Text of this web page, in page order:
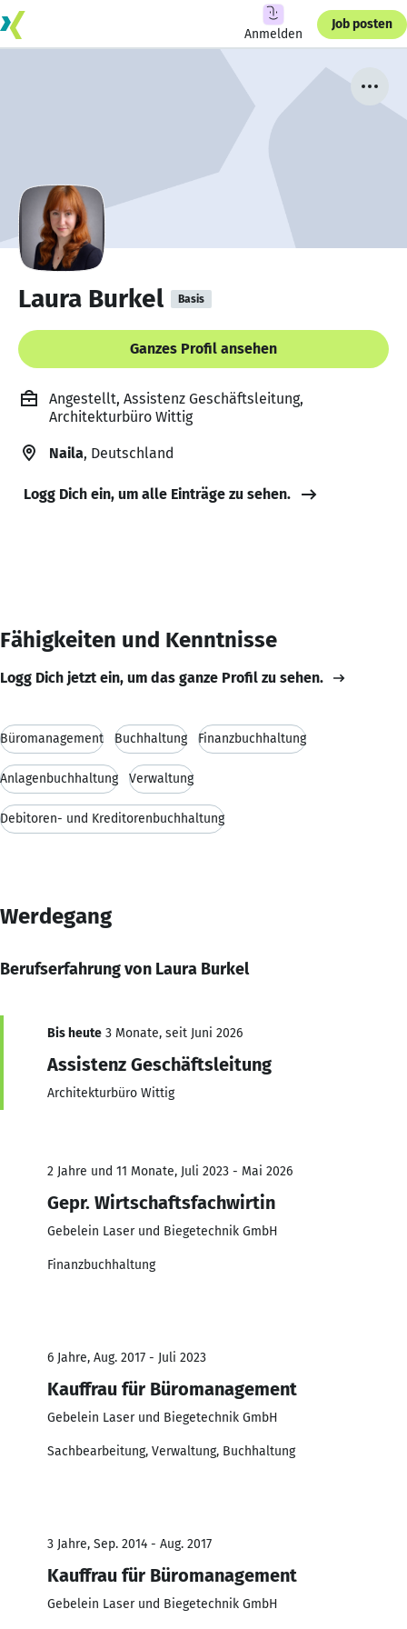
Anmelden
Job posten
Laura Burkel Basis
Ganzes Profil ansehen
Angestellt, Assistenz Geschäftsleitung,
Architekturbüro Wittig
Naila, Deutschland
Logg Dich ein, um alle Einträge zu sehen.
Fähigkeiten und Kenntnisse
Logg Dich jetzt ein, um das ganze Profil zu sehen.
Büromanagement Buchhaltung Finanzbuchhaltung
Anlagenbuchhaltung Verwaltung
Debitoren- und Kreditorenbuchhaltung
Werdegang
Berufserfahrung von Laura Burkel
Bis heute 3 Monate, seit Juni 2026
Assistenz Geschäftsleitung
Architekturbüro Wittig
2 Jahre und 11 Monate, Juli 2023 - Mai 2026
Gepr. Wirtschaftsfachwirtin
Gebelein Laser und Biegetechnik GmbH
Finanzbuchhaltung
6 Jahre, Aug. 2017 - Juli 2023
Kauffrau für Büromanagement
Gebelein Laser und Biegetechnik GmbH
Sachbearbeitung, Verwaltung, Buchhaltung
3 Jahre, Sep. 2014 - Aug. 2017
Kauffrau für Büromanagement
Gebelein Laser und Biegetechnik GmbH